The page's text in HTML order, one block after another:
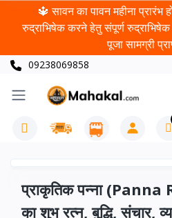
🔱 सावन का पावन महीना प्रारंभ
रुद्राभिषेक करने हेतु संपूर्ण
पूजा सामग्री
09238069858
प्राकृतिक पन्ना
का शुभ रत्न, बुद्धि, संचार,